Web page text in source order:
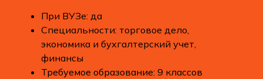
При ВУЗе: да
Специальности: торговое дело,
экономика и бухгалтерский учет,
финансы
Требуемое образование: 9 классов